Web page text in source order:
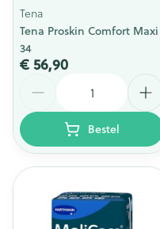
Tena
Tena Proskin Comfort Maxi
34
€ 56,90
Bestel